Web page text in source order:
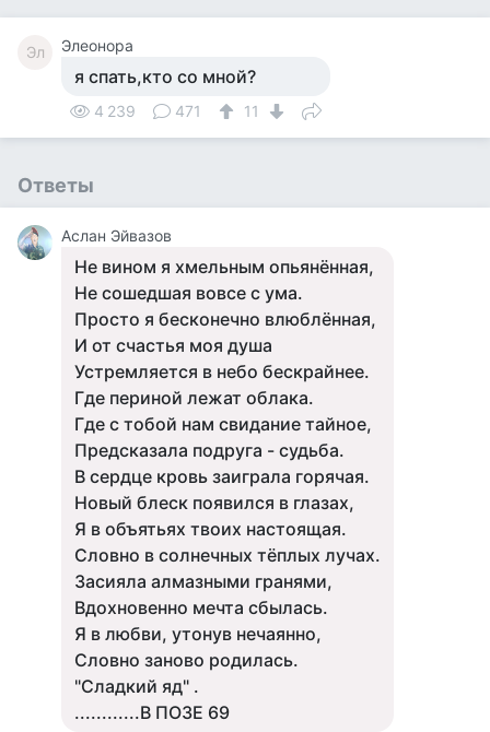
Эл Элеонора
я спать,кто со мной?
4 239 471 11
Ответы
Аслан Эйвазов
Не вином я хмельным опьянённая,
Не сошедшая вовсе с ума.
Просто я бесконечно влюблённая,
И от счастья моя душа
Устремляется в небо бескрайнее.
Где периной лежат облака.
Где с тобой нам свидание тайное,
Предсказала подруга - судьба.
В сердце кровь заиграла горячая.
Новый блеск появился в глазах,
Я в объятьях твоих настоящая.
Словно в солнечных тёплых лучах.
Засияла алмазными гранями,
Вдохновенно мечта сбылась.
Я в любви, утонув нечаянно,
Словно заново родилась.
"Сладкий яд" .
............В ПОЗЕ 69